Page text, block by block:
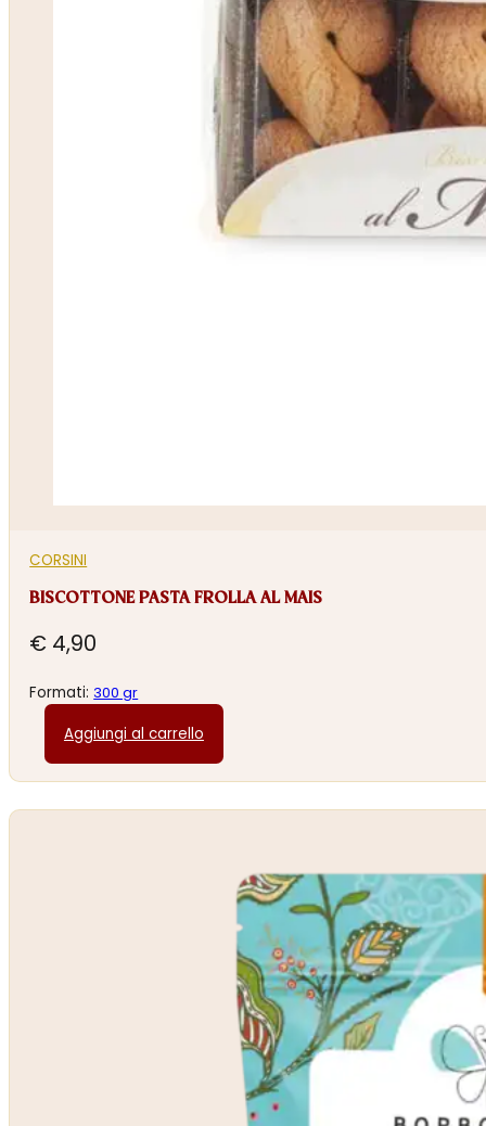
CORSINI
BISCOTTONE PASTA FROLLA AL MAIS
€ 4,90
Formati:300 gr
Aggiungi al carrello